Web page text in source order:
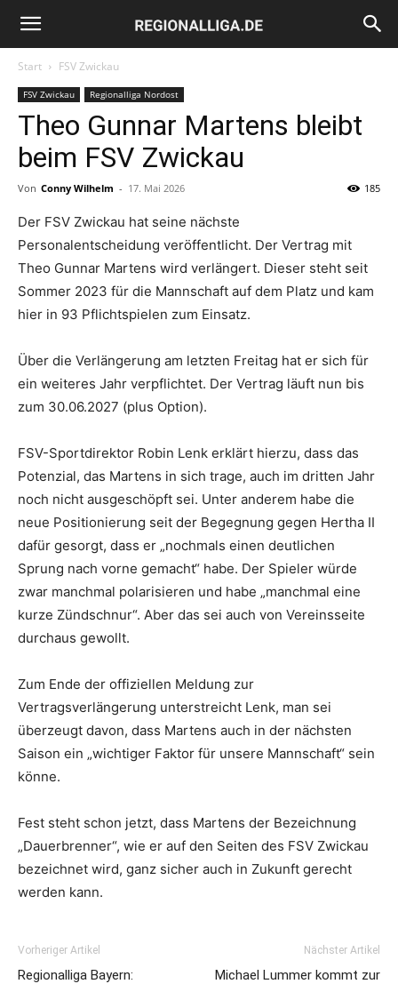
Regionalliga.de
Start FSV Zwickau
FSV Zwickau Regionalliga Nordost
Theo Gunnar Martens bleibt
beim FSV Zwickau
Von Conny Wilhelm - 17. Mai 2026 185
Der FSV Zwickau hat seine nächste
Personalentscheidung veröffentlicht. Der Vertrag mit
Theo Gunnar Martens wird verlängert. Dieser steht seit
Sommer 2023 für die Mannschaft auf dem Platz und kam
hier in 93 Pflichtspielen zum Einsatz.
Über die Verlängerung am letzten Freitag hat er sich für
ein weiteres Jahr verpflichtet. Der Vertrag läuft nun bis
zum 30.06.2027 (plus Option).
FSV-Sportdirektor Robin Lenk erklärt hierzu, dass das
Potenzial, das Martens in sich trage, auch im dritten Jahr
noch nicht ausgeschöpft sei. Unter anderem habe die
neue Positionierung seit der Begegnung gegen Hertha II
dafür gesorgt, dass er „nochmals einen deutlichen
Sprung nach vorne gemacht“ habe. Der Spieler würde
zwar manchmal polarisieren und habe „manchmal eine
kurze Zündschnur“. Aber das sei auch von Vereinsseite
durchaus gewollt.
Zum Ende der offiziellen Meldung zur
Vertragsverlängerung unterstreicht Lenk, man sei
überzeugt davon, dass Martens auch in der nächsten
Saison ein „wichtiger Faktor für unsere Mannschaft“ sein
könne.
Fest steht schon jetzt, dass Martens der Bezeichnung
„Dauerbrenner“, wie er auf den Seiten des FSV Zwickau
bezeichnet wird, ganz sicher auch in Zukunft gerecht
werden kann.
Vorheriger Artikel
Regionalliga Bayern:
Nächster Artikel
Michael Lummer kommt zur